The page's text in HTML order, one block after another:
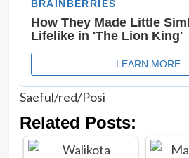
Saeful/red/Posi
Related Posts: